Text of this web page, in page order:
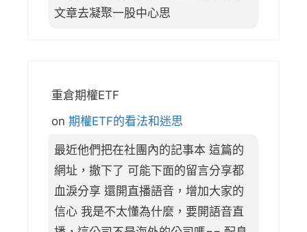
文章去凝聚一股中心思
重倉期權ETF
on 期權ETF的看法和迷思
最近他們把在社團內的記事本 這篇的
網址，撤下了 可能下面的留言分享都
血淚分享 還開直播語音，增加大家的
信心 我是不太懂為什麼，要開語音直